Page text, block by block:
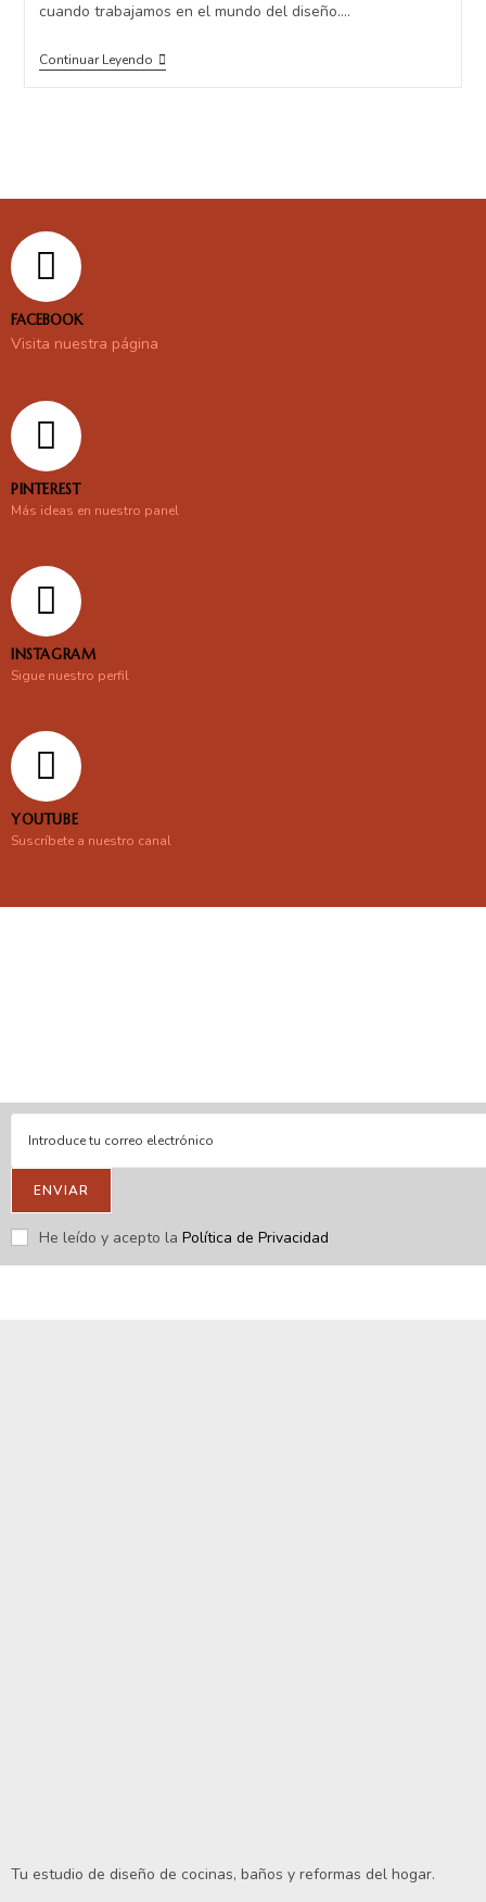
cuando trabajamos en el mundo del diseño.…
Continuar Leyendo
FACEBOOK
Visita nuestra página
PINTEREST
Más ideas en nuestro panel
INSTAGRAM
Sigue nuestro perfil
YOUTUBE
Suscríbete a nuestro canal
ENVIAR
He leído y acepto la Política de Privacidad
Tu estudio de diseño de cocinas, baños y reformas del hogar.